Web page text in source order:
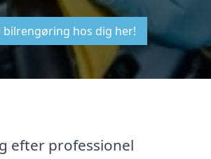
bilrengøring hos dig her!
efter professionel